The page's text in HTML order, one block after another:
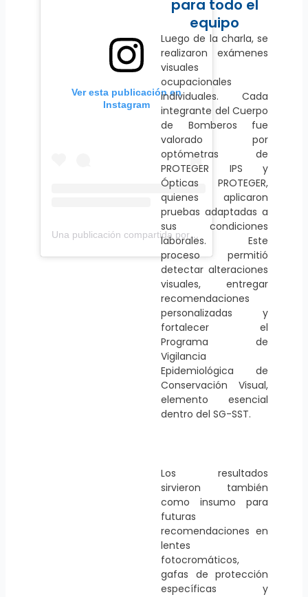
Ver esta publicación en
Instagram
Una publicación compartida por PROTEGER IPS (@proteger.ips)
para todo el
equipo
Luego de la charla, se
realizaron exámenes
visuales
ocupacionales
individuales. Cada
integrante del Cuerpo
de Bomberos fue
valorado por
optómetras de
PROTEGER IPS y
Ópticas PROTEGER,
quienes aplicaron
pruebas adaptadas a
sus condiciones
laborales. Este
proceso permitió
detectar alteraciones
visuales, entregar
recomendaciones
personalizadas y
fortalecer el
Programa de
Vigilancia
Epidemiológica de
Conservación Visual,
elemento esencial
dentro del SG-SST.
Los resultados
sirvieron también
como insumo para
futuras
recomendaciones en
lentes
fotocromáticos,
gafas de protección
específicas y